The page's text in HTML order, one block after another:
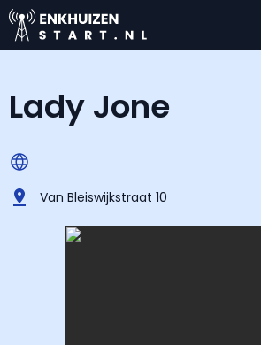
Lady Jone
Van Bleiswijkstraat 10